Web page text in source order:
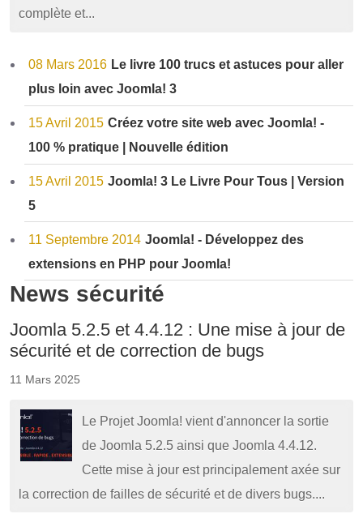
complète et...
08 Mars 2016 Le livre 100 trucs et astuces pour aller
plus loin avec Joomla! 3
15 Avril 2015 Créez votre site web avec Joomla! -
100 % pratique | Nouvelle édition
15 Avril 2015 Joomla! 3 Le Livre Pour Tous | Version
5
11 Septembre 2014 Joomla! - Développez des
extensions en PHP pour Joomla!
News sécurité
Joomla 5.2.5 et 4.4.12 : Une mise à jour de
sécurité et de correction de bugs
11 Mars 2025
Le Projet Joomla! vient d'annoncer la sortie
de Joomla 5.2.5 ainsi que Joomla 4.4.12.
Cette mise à jour est principalement axée sur
la correction de failles de sécurité et de divers bugs....